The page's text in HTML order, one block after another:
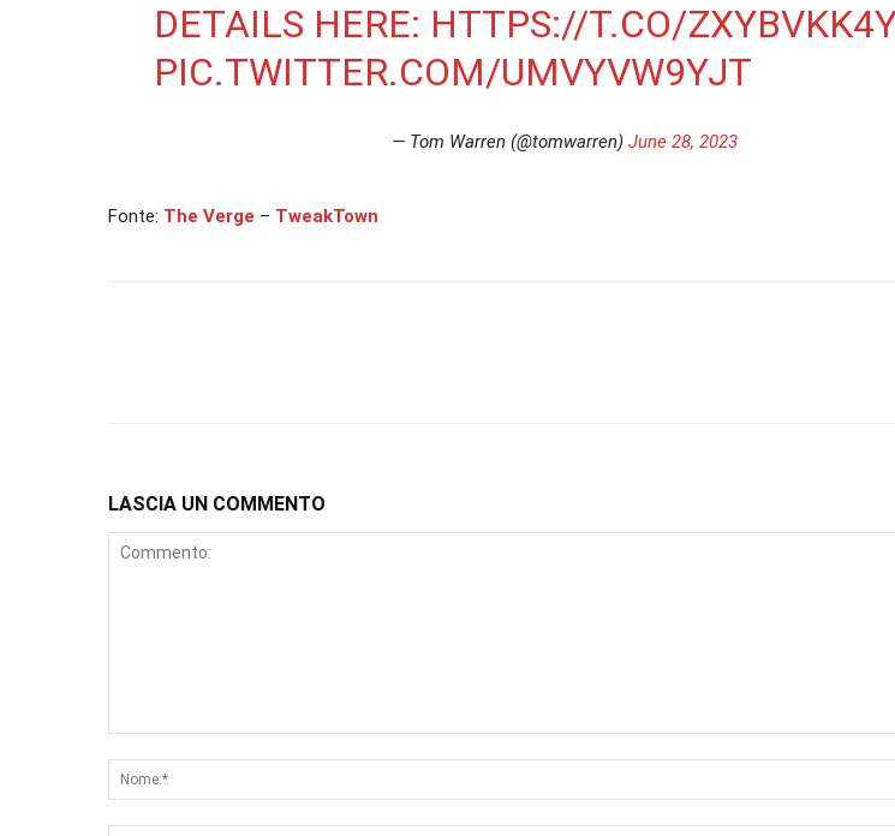
DETAILS HERE: HTTPS://T.CO/
PIC.TWITTER.COM/UMVYVW9YJT
— Tom Warren (@tomwarren) June 28, 2023
Fonte: The Verge – TweakTown
LASCIA UN COMMENTO